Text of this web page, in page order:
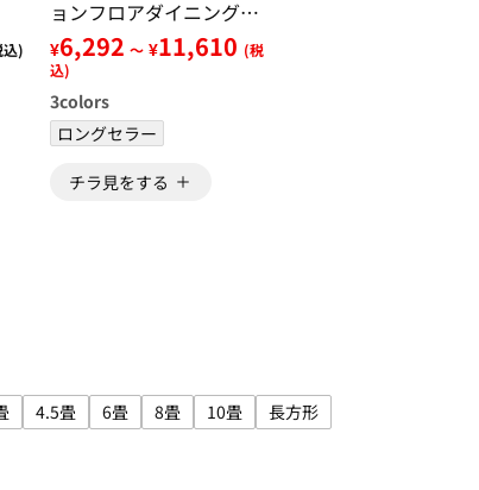
込)
ョンフロアダイニングラ
グ
¥6,292 ～ ¥11,610 (税
込)
3colors
ロングセラー
チラ見をする
み: 2畳
絞り込み: 3畳
イズで絞り込み: 4畳
4.5畳
サイズで絞り込み: 4.5畳
6畳
サイズで絞り込み: 6畳
8畳
サイズで絞り込み: 8畳
10畳
サイズで絞り込み: 10畳
長方形
サイズで絞り込み: 長方形